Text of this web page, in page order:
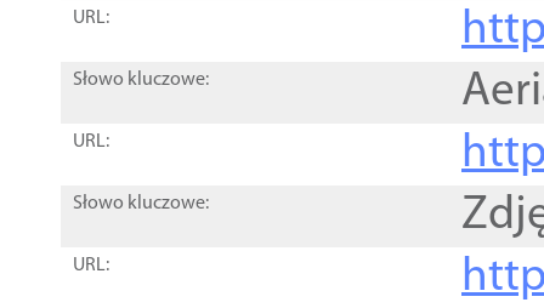
URL:
Słowo kluczowe:
URL:
Słowo kluczowe:
URL: